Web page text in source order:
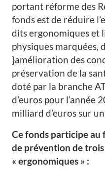
portant réforme des
fonds est de réduire
dits ergonomiques et
physiques marquées,
}amélioration des
préservation de la
doté par la branche
d’euros pour l’année
milliard d’euros sur
Ce fonds participe au
de prévention de
« ergonomiques » :